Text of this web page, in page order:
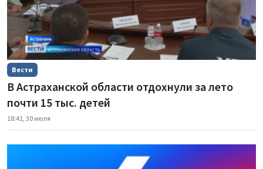
Вести
В Астраханской области отдохнули за лето
почти 15 тыс. детей
18:41, 30 июля